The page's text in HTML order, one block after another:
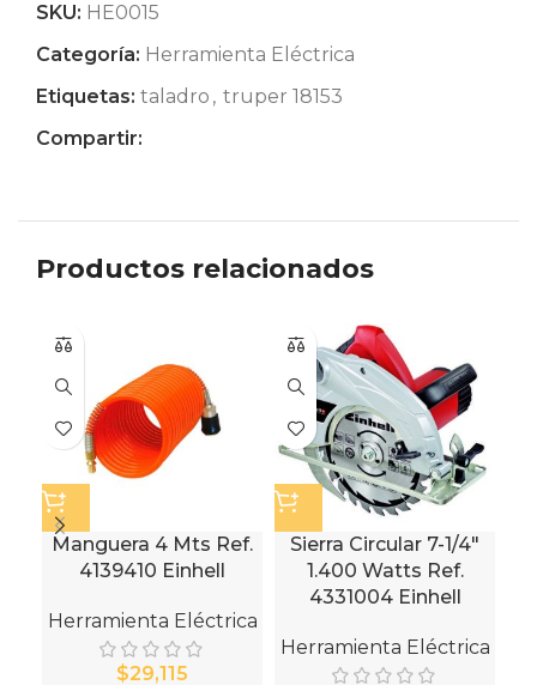
SKU: HE0015
Categoría: Herramienta Eléctrica
Etiquetas: taladro , truper 18153
Compartir:
Productos relacionados
Manguera 4 Mts Ref.
4139410 Einhell
Herramienta Eléctrica
$
Sierra Circular 7-1/4″
1.400 Watts Ref.
4331004 Einhell
Herramienta Eléctrica